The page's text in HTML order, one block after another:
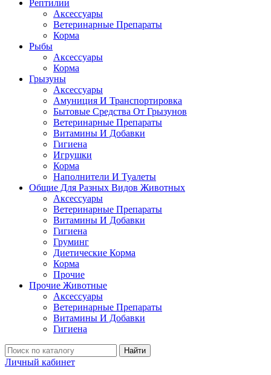
Рептилии
Аксессуары
Ветеринарные Препараты
Корма
Рыбы
Аксессуары
Корма
Грызуны
Аксессуары
Амуниция И Транспортировка
Бытовые Средства От Грызунов
Ветеринарные Препараты
Витамины И Добавки
Гигиена
Игрушки
Корма
Наполнители И Туалеты
Общие Для Разных Видов Животных
Аксессуары
Ветеринарные Препараты
Витамины И Добавки
Гигиена
Груминг
Диетические Корма
Корма
Прочие
Прочие Животные
Аксессуары
Ветеринарные Препараты
Витамины И Добавки
Гигиена
Найти
Личный кабинет